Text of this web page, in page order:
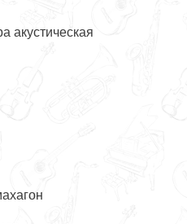
акустическая